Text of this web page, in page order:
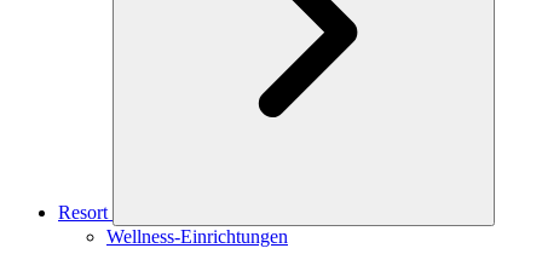
Resort
Wellness-Einrichtungen